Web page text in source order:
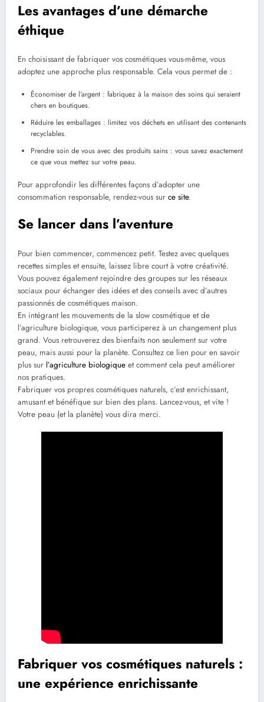
Les avantages d’une démarche
éthique
En choisissant de fabriquer vos cosmétiques vous-même, vous
adoptez une approche plus responsable. Cela vous permet de :
Économiser de l’argent : fabriquez à la maison des soins qui seraient
chers en boutiques.
Réduire les emballages : limitez vos déchets en utilisant des contenants
recyclables.
Prendre soin de vous avec des produits sains : vous savez exactement
ce que vous mettez sur votre peau.
Pour approfondir les différentes façons d’adopter une
consommation responsable, rendez-vous sur ce site.
Se lancer dans l’aventure
Pour bien commencer, commencez petit. Testez avec quelques
recettes simples et ensuite, laissez libre court à votre créativité.
Vous pouvez également rejoindre des groupes sur les réseaux
sociaux pour échanger des idées et des conseils avec d’autres
passionnés de cosmétiques maison.
En intégrant les mouvements de la slow cosmétique et de
l’agriculture biologique, vous participerez à un changement plus
grand. Vous retrouverez des bienfaits non seulement sur votre
peau, mais aussi pour la planète. Consultez ce lien pour en savoir
plus sur l’agriculture biologique et comment cela peut améliorer
nos pratiques.
Fabriquer vos propres cosmétiques naturels, c’est enrichissant,
amusant et bénéfique sur bien des plans. Lancez-vous, et vite !
Votre peau (et la planète) vous dira merci.
Fabriquer vos cosmétiques naturels :
une expérience enrichissante